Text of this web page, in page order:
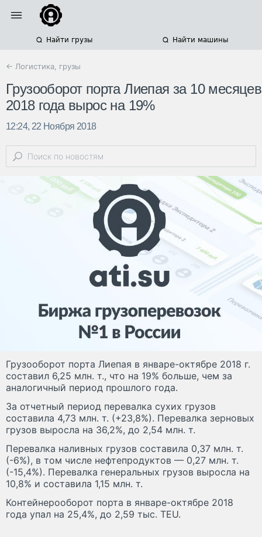
Найти грузы Найти машины
← Логистика, грузы
Грузооборот порта Лиепая за 10 месяцев
2018 года вырос на 19%
12:24, 22 Ноября 2018
Грузооборот порта Лиепая в январе-октябре 2018 г.
составил 6,25 млн. т., что на 19% больше, чем за
аналогичный период прошлого года.
За отчетный период перевалка сухих грузов
составила 4,73 млн. т. (+23,8%). Перевалка зерновых
грузов выросла на 36,2%, до 2,54 млн. т.
Перевалка наливных грузов составила 0,37 млн. т.
(-6%), в том числе нефтепродуктов — 0,27 млн. т.
(-15,4%). Перевалка генеральных грузов выросла на
10,8% и составила 1,15 млн. т.
Контейнерооборот порта в январе-октябре 2018
года упал на 25,4%, до 2,59 тыс. TEU.